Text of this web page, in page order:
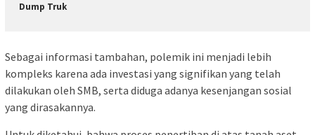
Dump Truk
Sebagai informasi tambahan, polemik ini menjadi lebih
kompleks karena ada investasi yang signifikan yang telah
dilakukan oleh SMB, serta diduga adanya kesenjangan sosial
yang dirasakannya.